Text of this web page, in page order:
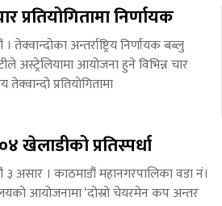
प्रतियोगितामा निर्णायक
तेक्वान्दोका अन्तर्राष्ट्रिय निर्णायक बब्लु
अस्ट्रेलियामा आयोजना हुने विभिन्न चार
तेक्वान्दो प्रतियोगितामा
प्रतिस्पर्धा
३ असार । काठमाडौं महानगरपालिका वडा नं।
आयोजनामा ‘दोस्रो चेयरमेन कप अन्तर